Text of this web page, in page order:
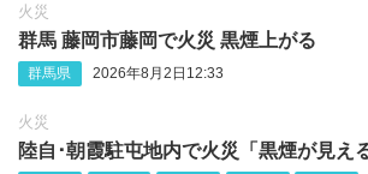
火災
群馬 藤岡市藤岡で火災 黒煙上がる
群馬県 2026年8月2日12:33
火災
陸自･朝霞駐屯地内で火災「黒煙が見える